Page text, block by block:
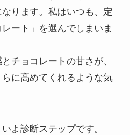
ります。私はいつも、定
ート」を選んでしまいま
チョコレートの甘さが、
に高めてくれるような気
よ診断ステップです。